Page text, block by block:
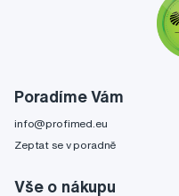
Poradíme Vám
info@profimed.eu
Zeptat se v poradně
Vše o nákupu